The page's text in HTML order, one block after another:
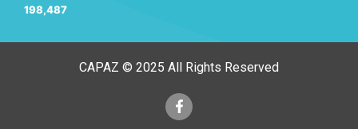
198,487
CAPAZ © 2025 All Rights Reserved